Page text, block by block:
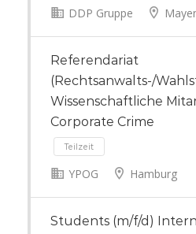
DDP Gruppe
Referendariat
(Rechtsanwalts-/
Wissenschaftliche
Corporate Crime
Teilzeit
YPOG Hamburg
Students (m/f/d)